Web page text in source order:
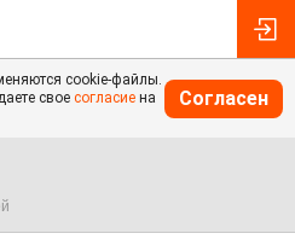
cookie-файлы.
свое согласие на
Согласен